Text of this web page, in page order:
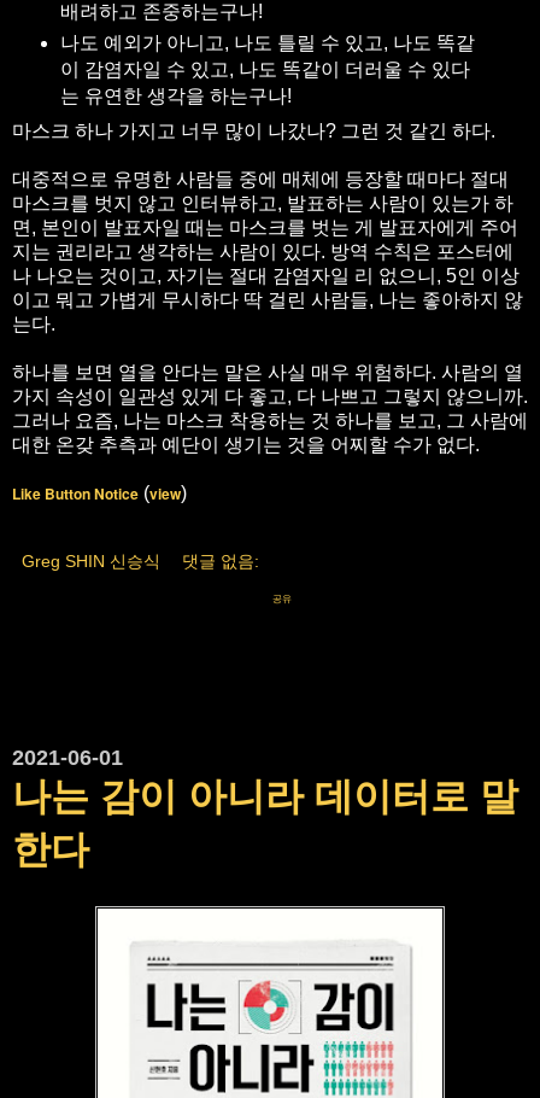
배려하고 존중하는구나!
나도 예외가 아니고, 나도 틀릴 수 있고, 나도 똑같
이 감염자일 수 있고, 나도 똑같이 더러울 수 있다
는 유연한 생각을 하는구나!
마스크 하나 가지고 너무 많이 나갔나? 그런 것 같긴 하다.
대중적으로 유명한 사람들 중에 매체에 등장할 때마다 절대
마스크를 벗지 않고 인터뷰하고, 발표하는 사람이 있는가 하
면, 본인이 발표자일 때는 마스크를 벗는 게 발표자에게 주어
지는 권리라고 생각하는 사람이 있다. 방역 수칙은 포스터에
나 나오는 것이고, 자기는 절대 감염자일 리 없으니, 5인 이상
이고 뭐고 가볍게 무시하다 딱 걸린 사람들, 나는 좋아하지 않
는다.
하나를 보면 열을 안다는 말은 사실 매우 위험하다. 사람의 열
가지 속성이 일관성 있게 다 좋고, 다 나쁘고 그렇지 않으니까.
그러나 요즘, 나는 마스크 착용하는 것 하나를 보고, 그 사람에
대한 온갖 추측과 예단이 생기는 것을 어찌할 수가 없다.
Like Button Notice (view)
Greg SHIN 신승식 댓글 없음:
공유
2021-06-01
나는 감이 아니라 데이터로 말
한다